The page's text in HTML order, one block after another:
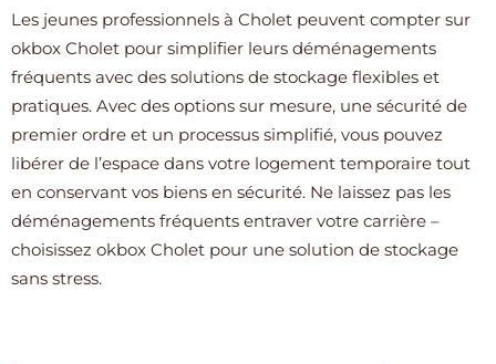
Les jeunes professionnels à Cholet peuvent compter sur
okbox Cholet pour simplifier leurs déménagements
fréquents avec des solutions de stockage flexibles et
pratiques. Avec des options sur mesure, une sécurité de
premier ordre et un processus simplifié, vous pouvez
libérer de l’espace dans votre logement temporaire tout
en conservant vos biens en sécurité. Ne laissez pas les
déménagements fréquents entraver votre carrière –
choisissez okbox Cholet pour une solution de stockage
sans stress.